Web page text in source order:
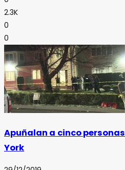
2.3K
0
0
Apuñalan a cinco
York